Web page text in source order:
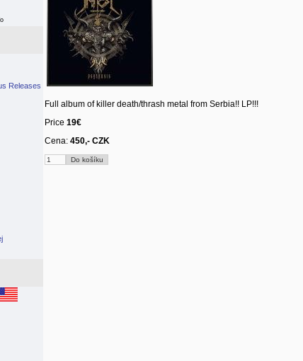
Releases
Full album of killer death/thrash metal from Serbia!! LP!!!
Price 19€
Cena: 450,- CZK